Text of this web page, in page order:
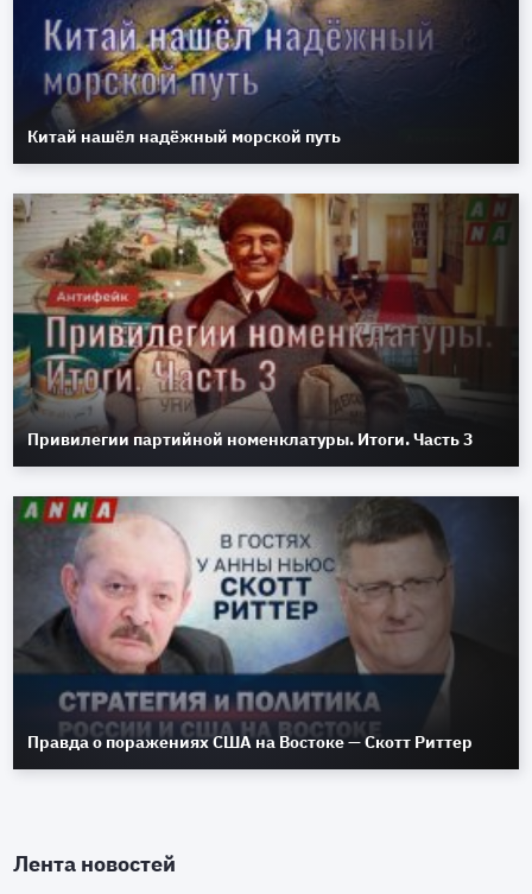
Китай нашёл надёжный морской путь
Привилегии партийной номенклатуры. Итоги. Часть 3
Правда о поражениях США на Востоке — Скотт Риттер
Лента новостей